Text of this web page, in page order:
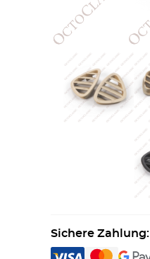
Sichere Zahlung: